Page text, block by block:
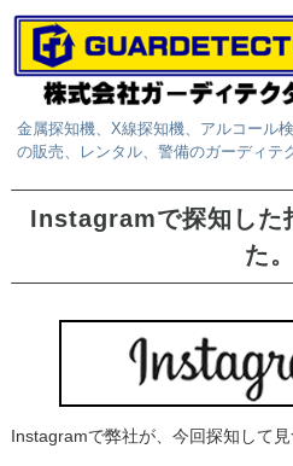
金属探知機、X線探知機、アルコール
の販売、レンタル、警備のガーディテ
Instagramで探知した
た。
Instagramで弊社が、今回探知して